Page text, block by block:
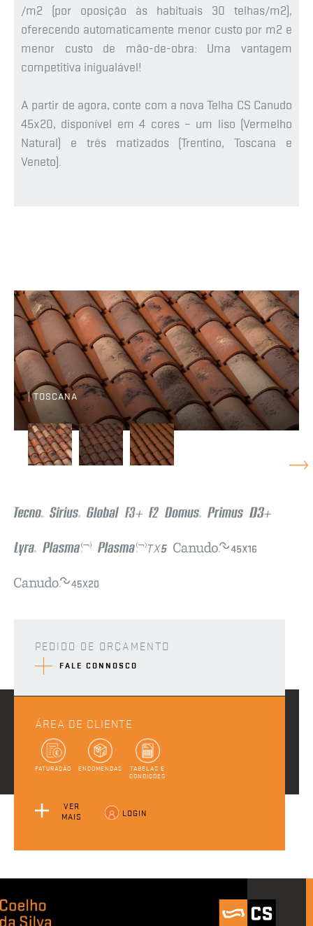
/m2 (por oposição às habituais 30 telhas/m2),
oferecendo automaticamente menor custo por m2 e
menor custo de mão-de-obra: Uma vantagem
competitiva inigualável!
A partir de agora, conte com a nova Telha CS Canudo
45x20, disponível em 4 cores – um liso (Vermelho
Natural) e três matizados (Trentino, Toscana e
Veneto).
| TOSCANA
PEDIDO DE ORÇAMENTO
FALE CONNOSCO
ÁREA DE CLIENTE
FATURAÇÃO ENCOMENDAS
TABELAS E
CONDIÇÕES
VER
MAIS
LOGIN